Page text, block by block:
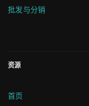
批发与分销
资源
首页